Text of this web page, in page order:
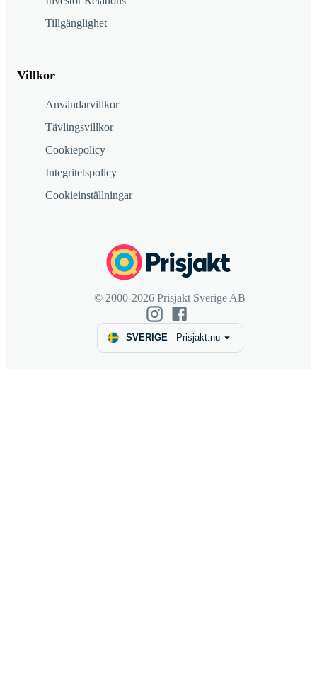
Tillgänglighet
Villkor
Användarvillkor
Tävlingsvillkor
Cookiepolicy
Integritetspolicy
Cookieinställningar
© 2000-2026 Prisjakt Sverige AB
SVERIGE- Prisjakt.nu